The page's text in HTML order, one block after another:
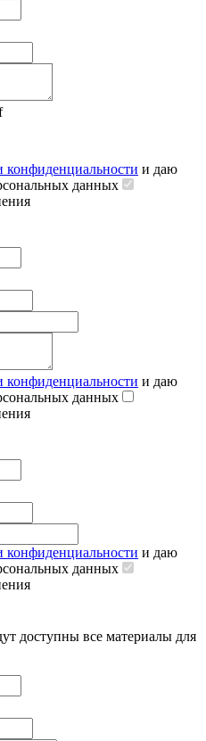
конфиденциальности и даю
данных
конфиденциальности и даю
данных
конфиденциальности и даю
данных
доступны все материалы для